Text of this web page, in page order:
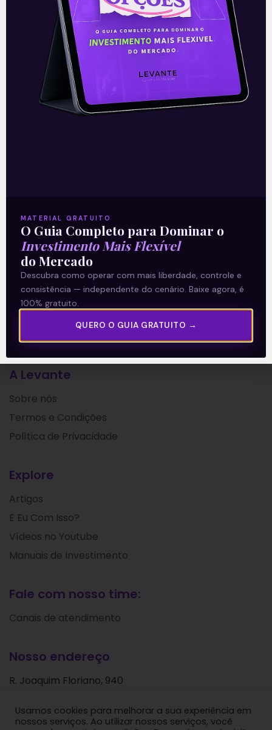
Resultados da Hypera (HYPE3)
do 2T21
Leia mais
26/07/2021
A Levante
Sobre nós
Termos e Condições
Política de Privacidade
Explore
Artigos
E Eu Com Isso?
Vídeos no Youtube
Manuais de Investimento
Fale com nosso time:
Canais de atendimento
Nosso endereço
R. Joaquim Floriano, 940
São Paulo - SP
Usamos cookies para melhorar a sua experiência em
nossos serviços. Ao utilizar nossos serviços, você
MATERIAL GRATUITO
O Guia Completo para Dominar o
Investimento Mais Flexível
do Mercado
Descubra como operar com mais liberdade, controle e
consistência — independente do cenário. Baixe agora, é
100% gratuito.
QUERO O GUIA GRATUITO →